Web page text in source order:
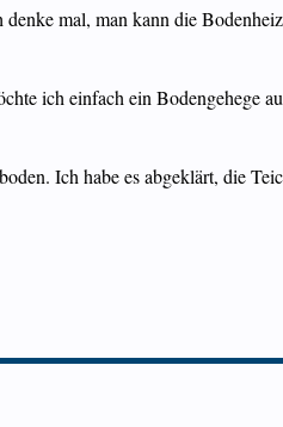
mal, man kann die
ich einfach ein Bodengehege
Ich habe es abgeklärt, die